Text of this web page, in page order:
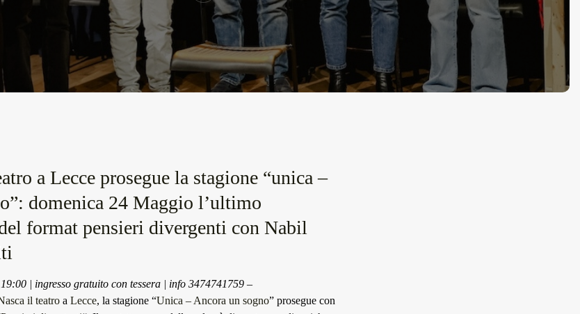
a Lecce prosegue la stagione “unica –
domenica 24 Maggio l’ultimo
format pensieri divergenti con Nabil
| ingresso gratuito con tessera | info 3474741759 –
il teatro a Lecce, la stagione “Unica – Ancora un sogno” prosegue con